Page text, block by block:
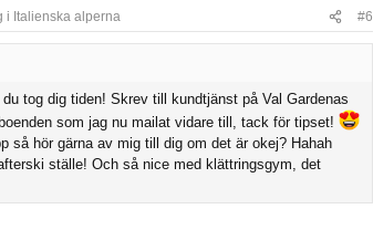
i Italienska alperna #6
tog dig tiden! Skrev till kundtjänst på Val Gardenas
som jag nu mailat vidare till, tack för tipset!
så hör gärna av mig till dig om det är okej? Hahah
ställe! Och så nice med klättringsgym, det